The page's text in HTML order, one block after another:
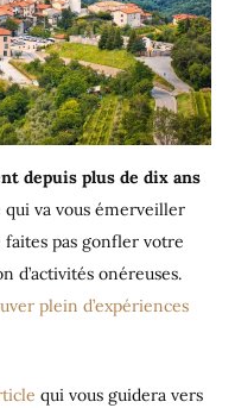
depuis plus de dix ans
qui va vous émerveiller
faites pas gonfler votre
d’activités onéreuses.
plein d’expériences
qui vous guidera vers